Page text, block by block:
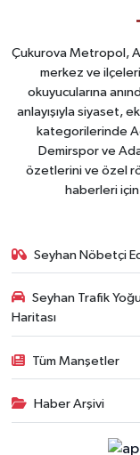
Çukurova Metropol,
merkez ve
okuyucularına
anlayışıyla siyaset,
kategorilerinde
Demirspor ve
özetlerini ve özel
haberleri
Seyhan Nöbetçi
Seyhan Trafik
Haritası
Tüm Manşetler
Haber Arşivi